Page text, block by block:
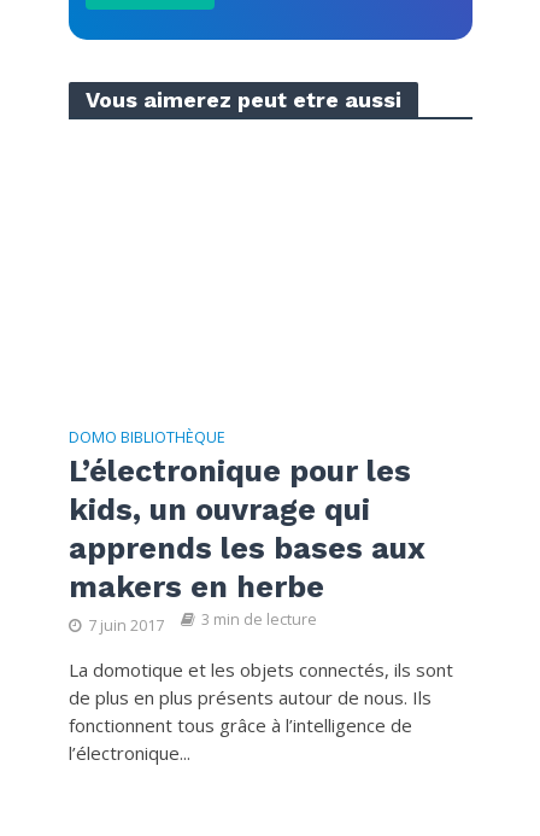
Vous aimerez peut etre aussi
DOMO BIBLIOTHÈQUE
L’électronique pour les
kids, un ouvrage qui
apprends les bases aux
makers en herbe
7 juin 2017 3 min de lecture
La domotique et les objets connectés, ils sont
de plus en plus présents autour de nous. Ils
fonctionnent tous grâce à l’intelligence de
l’électronique...